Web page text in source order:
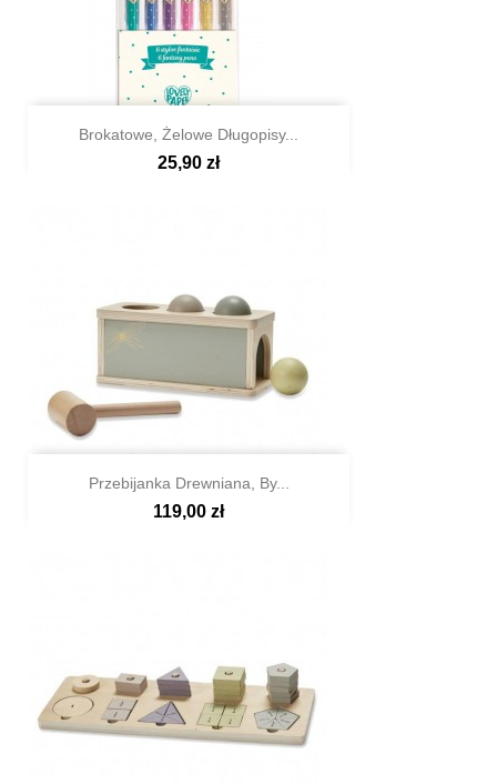
Szybki podgląd
Brokatowe, Żelowe Długopisy...
25,90 zł
Szybki podgląd
Przebijanka Drewniana, By...
119,00 zł